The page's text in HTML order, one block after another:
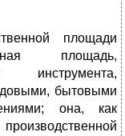
площади
площадь,
инструмента,
бытовыми
она, как